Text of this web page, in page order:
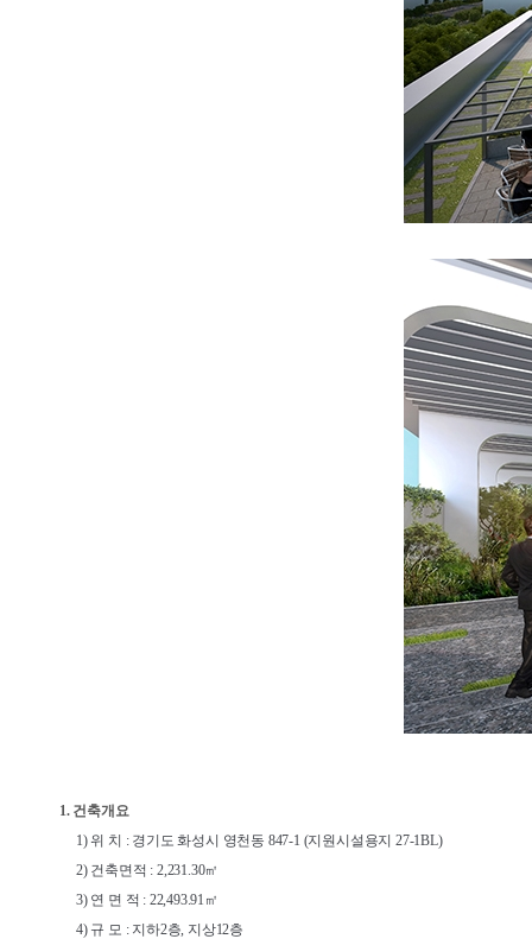
1. 건축개요
1) 위 치 : 경기도 화성시 영천동 847-1 (지원시설용지 27-1BL)
2) 건축면적 : 2,231.30㎡
3) 연 면 적 : 22,493.91㎡
4) 규 모 : 지하2층, 지상12층